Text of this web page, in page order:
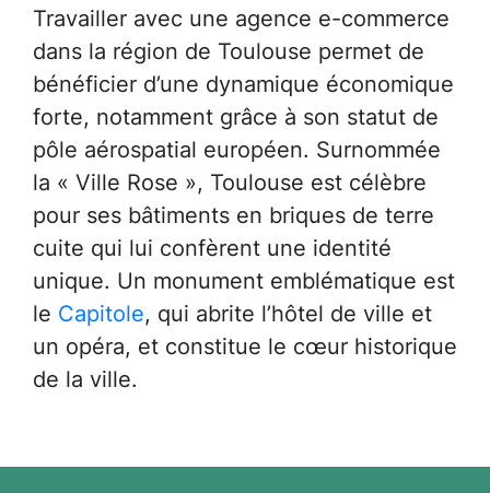
Travailler avec une agence e-commerce
dans la région de Toulouse permet de
bénéficier d’une dynamique économique
forte, notamment grâce à son statut de
pôle aérospatial européen. Surnommée
la « Ville Rose », Toulouse est célèbre
pour ses bâtiments en briques de terre
cuite qui lui confèrent une identité
unique. Un monument emblématique est
le Capitole, qui abrite l’hôtel de ville et
un opéra, et constitue le cœur historique
de la ville.